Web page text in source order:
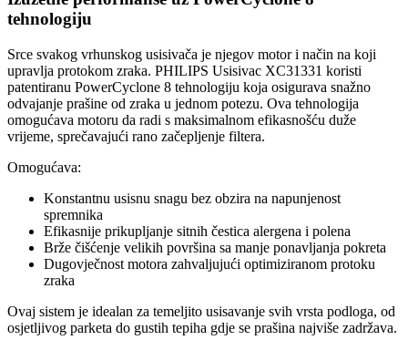
tehnologiju
Srce svakog vrhunskog usisivača je njegov motor i način na koji
upravlja protokom zraka. PHILIPS Usisivac XC31331 koristi
patentiranu PowerCyclone 8 tehnologiju koja osigurava snažno
odvajanje prašine od zraka u jednom potezu. Ova tehnologija
omogućava motoru da radi s maksimalnom efikasnošću duže
vrijeme, sprečavajući rano začepljenje filtera.
Omogućava:
Konstantnu usisnu snagu bez obzira na napunjenost
spremnika
Efikasnije prikupljanje sitnih čestica alergena i polena
Brže čišćenje velikih površina sa manje ponavljanja pokreta
Dugovječnost motora zahvaljujući optimiziranom protoku
zraka
Ovaj sistem je idealan za temeljito usisavanje svih vrsta podloga, od
osjetljivog parketa do gustih tepiha gdje se prašina najviše zadržava.